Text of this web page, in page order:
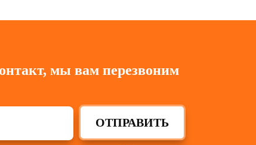
мы вам перезвоним
ОТПРАВИТЬ